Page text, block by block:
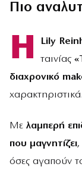
Πιο
Η Lily
ταινίας
διαχρονικό
χαρακτηριστικά.
Με λαμπερή
που μαγνητίζει,
όσες αγαπούν